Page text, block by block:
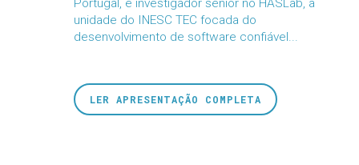
Portugal, e investigador sénior no HASLab, a
unidade do INESC TEC focada do
desenvolvimento de software confiável...
LER APRESENTAÇÃO COMPLETA